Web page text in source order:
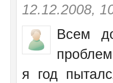
12.12.2008,
Всем
я год